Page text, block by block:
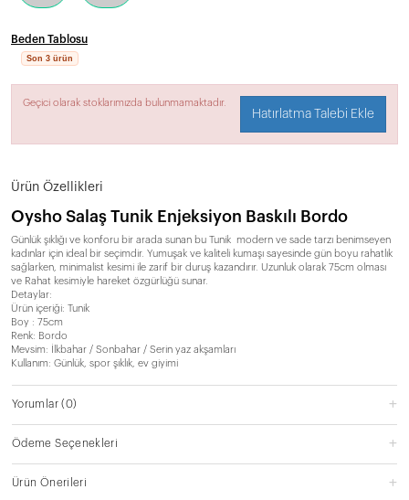
Beden Tablosu
Son 3 ürün
Geçici olarak stoklarımızda bulunmamaktadır.
Hatırlatma Talebi Ekle
Ürün Özellikleri
Oysho Salaş Tunik Enjeksiyon Baskılı Bordo
Günlük şıklığı ve konforu bir arada sunan bu Tunik modern ve sade tarzı benimseyen
kadınlar için ideal bir seçimdir. Yumuşak ve kaliteli kumaşı sayesinde gün boyu rahatlık
sağlarken, minimalist kesimi ile zarif bir duruş kazandırır. Uzunluk olarak 75cm olması
ve Rahat kesimiyle hareket özgürlüğü sunar.
Detaylar:
Ürün içeriği: Tunik
Boy : 75cm
Renk: Bordo
Mevsim: İlkbahar / Sonbahar / Serin yaz akşamları
Kullanım: Günlük, spor şıklık, ev giyimi
Yorumlar(0)
Ödeme Seçenekleri
Ürün Önerileri